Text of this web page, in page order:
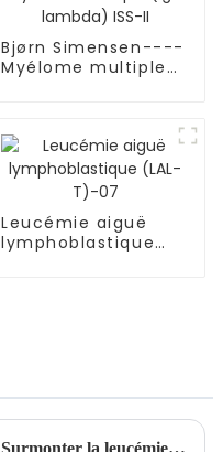
Bjørn Simensen----
Myélome multiple
Leucémie aiguë
lymphoblastique